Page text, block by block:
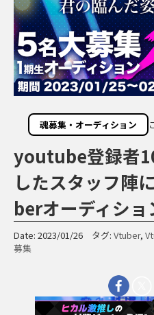
魂募集・オーディション
youtube登録者
したスタッフ陣
berオーディショ
Date: 2023/01/26 タグ: Vtuber,
募集